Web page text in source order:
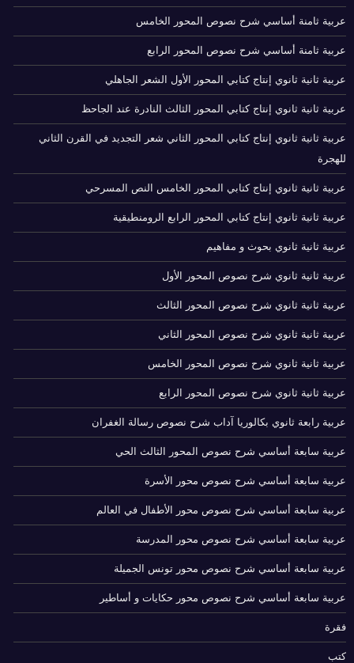
عربية ثامنة أساسي شرح نصوص المحور الخامس
عربية ثامنة أساسي شرح نصوص المحور الرابع
عربية ثانية ثانوي إنتاج كتابي المحور الأول الشعر الجاهلي
عربية ثانية ثانوي إنتاج كتابي المحور الثالث النادرة عند الجاحظ
عربية ثانية ثانوي إنتاج كتابي المحور الثاني شعر التجديد في القرن الثاني
للهجرة
عربية ثانية ثانوي إنتاج كتابي المحور الخامس النص المسرحي
عربية ثانية ثانوي إنتاج كتابي المحور الرابع الرومنطيقية
عربية ثانية ثانوي بحوث و مفاهيم
عربية ثانية ثانوي شرح نصوص المحور الأول
عربية ثانية ثانوي شرح نصوص المحور الثالث
عربية ثانية ثانوي شرح نصوص المحور الثاني
عربية ثانية ثانوي شرح نصوص المحور الخامس
عربية ثانية ثانوي شرح نصوص المحور الرابع
عربية رابعة ثانوي بكالوريا آداب شرح نصوص رسالة الغفران
عربية سابعة أساسي شرح نصوص المحور الثالث الحي
عربية سابعة أساسي شرح نصوص محور الأسرة
عربية سابعة أساسي شرح نصوص محور الأطفال في العالم
عربية سابعة أساسي شرح نصوص محور المدرسة
عربية سابعة أساسي شرح نصوص محور تونس الجميلة
عربية سابعة أساسي شرح نصوص محور حكايات و أساطير
فقرة
كتب